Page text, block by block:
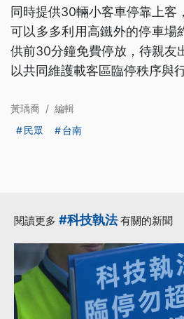
同時提供30輛小客車停靠上客
可以多多利用高鐵外的停車場
供前30分鐘免費停放，待親友
以共同維護載客區臨停秩序與
黃瑀喬 / 編輯
民眾
台南
閱讀更多 #科技執法有關的新聞